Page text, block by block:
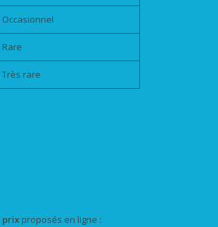
Occasionnel
Rare
Très rare
prix proposés en ligne :